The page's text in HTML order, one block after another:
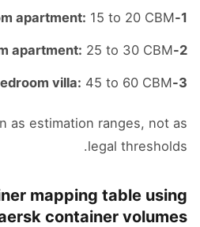
15 to 20 CBM
2-bedroom apartment:
25 to 30 CBM
3-bedroom villa:
45 to 60 CBM
as estimation ranges, not as
legal thresholds.
mapping table using
container volumes